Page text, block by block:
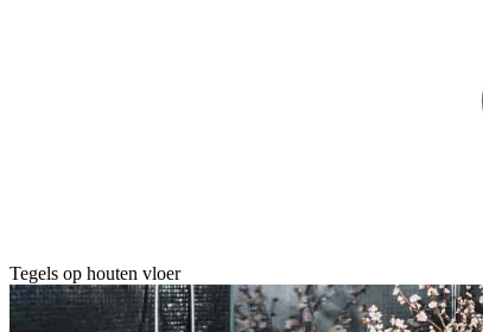
Tegels op houten vloer